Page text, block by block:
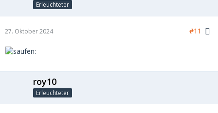
Erleuchteter
27. Oktober 2024 #11
roy10
Erleuchteter